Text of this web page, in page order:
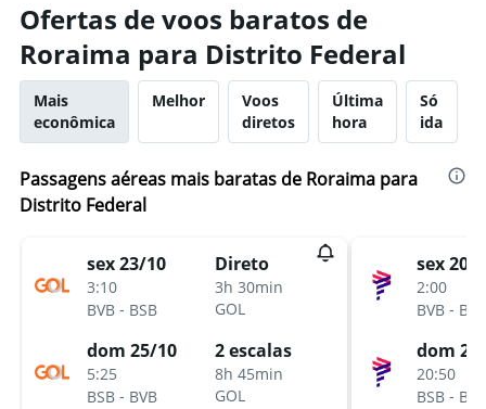
Ofertas de voos baratos de
Roraima para Distrito Federal
Mais
econômica
Melhor
Voos
diretos
Última
hora
Só
ida
Passagens aéreas mais baratas de Roraima para
Distrito Federal
sex 23/10
3:10
BVB - BSB
Direto
3h 30min
GOL
dom 25/10
5:25
BSB - BVB
2 escalas
8h 45min
GOL
sex 20/
2:00
BVB - BSB
dom
20:50
BSB - BVB